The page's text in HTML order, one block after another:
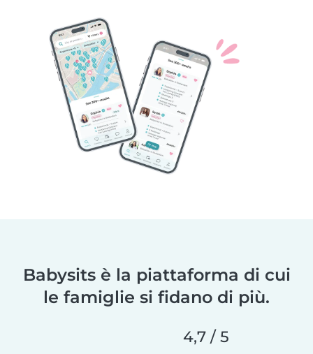
Babysits è la piattaforma di cui
le famiglie si fidano di più.
4,7 / 5